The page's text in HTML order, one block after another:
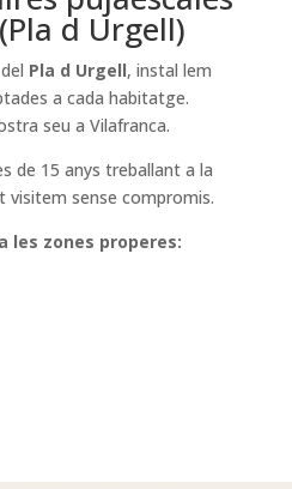
d Urgell)
Pla d Urgell, instal lem
a cada habitatge.
seu a Vilafranca.
de 15 anys treballant a la
visitem sense compromis.
les zones properes: